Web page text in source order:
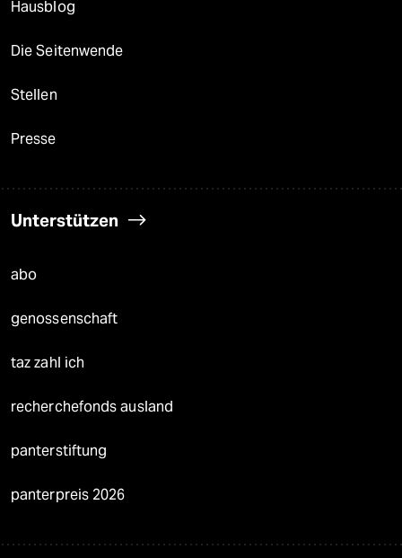
Hausblog
Die Seitenwende
Stellen
Presse
Unterstützen
abo
genossenschaft
taz zahl ich
recherchefonds ausland
panterstiftung
panterpreis 2026